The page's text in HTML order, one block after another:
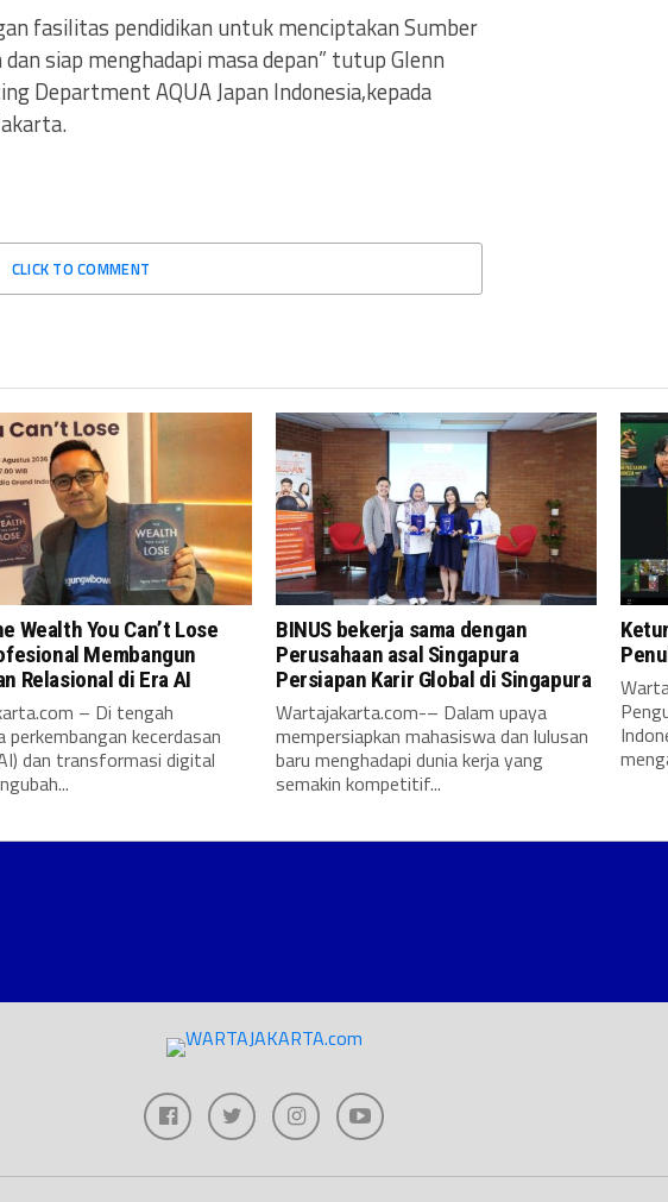
fasilitas pendidikan untuk menciptakan Sumber
siap menghadapi masa depan” tutup Glenn
Department AQUA Japan Indonesia,kepada
CLICK TO COMMENT
Wealth You Can’t Lose
Membangun
Relasional di Era AI
– Di tengah
perkembangan kecerdasan
dan transformasi digital
BINUS bekerja sama dengan
Perusahaan asal Singapura
Persiapan Karir Global di Singapura
Wartajakarta.com-– Dalam upaya
mempersiapkan mahasiswa dan lulusan
baru menghadapi dunia kerja yang
semakin kompetitif...